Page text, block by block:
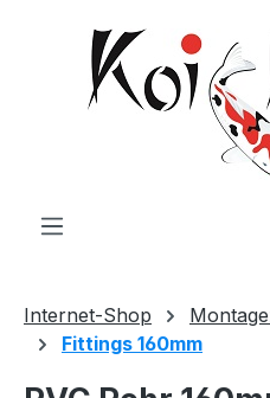
Zum Hauptinhalt springen
Internet-Shop
Fittings 160mm